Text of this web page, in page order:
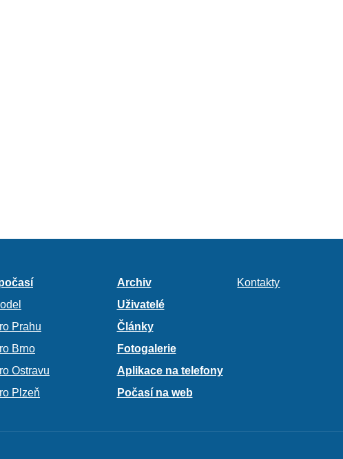
Prahu
Brno
Ostravu
Plzeň
Archiv
Uživatelé
Články
Fotogalerie
Aplikace na telefony
Počasí na web
Kontakty